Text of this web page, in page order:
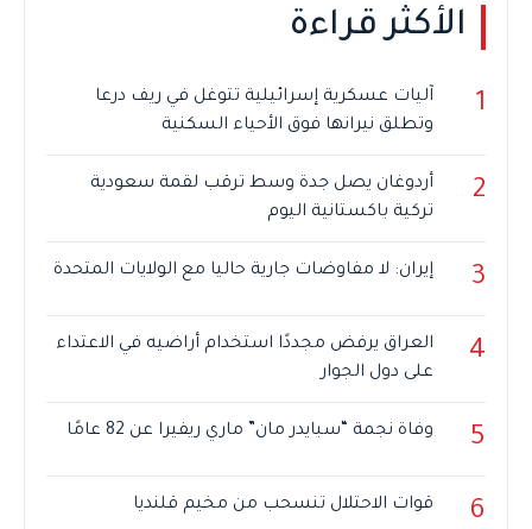
الأكثر قراءة
1
آليات عسكرية إسرائيلية تتوغل في ريف درعا
وتطلق نيرانها فوق الأحياء السكنية
2
أردوغان يصل جدة وسط ترقب لقمة سعودية
تركية باكستانية اليوم
3 إيران: لا مفاوضات جارية حاليا مع الولايات المتحدة
4
العراق يرفض مجددًا استخدام أراضيه في الاعتداء
على دول الجوار
5 وفاة نجمة “سبايدر مان” ماري ريفيرا عن 82 عامًا
6 قوات الاحتلال تنسحب من مخيم قلنديا